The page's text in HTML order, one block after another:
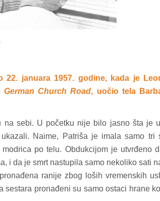
januara 1957. godine, kada je
German Church Road, uočio tela
na sebi. U početku nije bilo jasno šta je
Naime, Patriša je imala samo tri
po telu. Obdukcijom je utvrđeno
i da je smrt nastupila samo nekoliko sati
ranije zbog loših vremenskih
pronađeni su samo ostaci hrane